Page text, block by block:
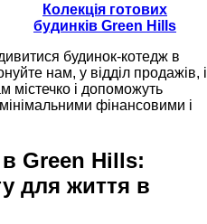
Колекція готових
будинків Green Hills
будинок-котедж в
нам, у відділ продажів, і
містечко і допоможуть
фінансовими і
Green Hills:
для життя в